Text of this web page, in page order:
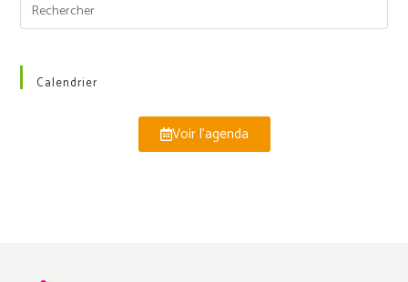
Calendrier
Voir l'agenda